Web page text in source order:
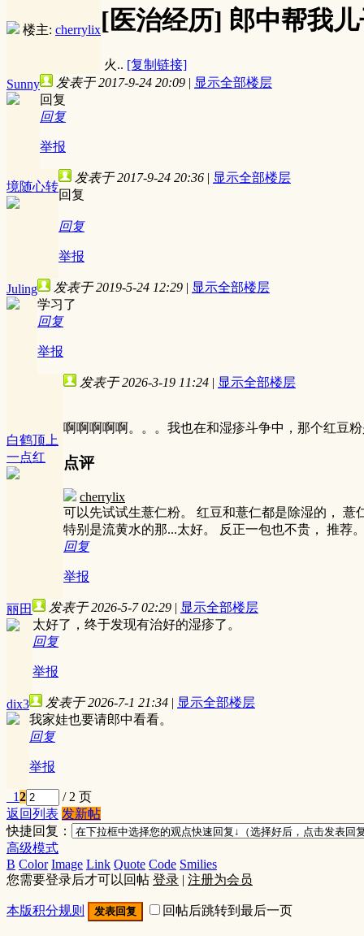
楼主: cherrylix[医治经历] 郎中帮我
火.. [复制链接]
Sunny
发表于 2017-9-24 20:09 | 显示全部楼层
回复
回复
举报
境随心转
发表于 2017-9-24 20:36 | 显示全部楼层
回复
回复
举报
Juling 发表于 2019-5-24 12:29 | 显示全部楼层
学习了
回复
举报
白鹤顶上
一点红
发表于 2026-3-19 11:24 | 显示全部楼层
啊啊啊啊啊。。。我也在和湿疹斗争中，那个红豆
点评
cherrylix
可以先试试生薏仁粉。 红豆和薏仁都是除湿的，
特别是流黄水的那...太好。 反正一包也不贵， 推
回复
举报
丽田 发表于 2026-5-7 02:29 | 显示全部楼层
太好了，终于发现有治好的湿疹了。
回复
举报
dix3 发表于 2026-7-1 21:34 | 显示全部楼层
我家娃也要请郎中看看。
回复
举报
12
/ 2 页
返回列表 发新帖
快捷回复：
高级模式
B Color Image Link Quote Code Smilies
您需要登录后才可以回帖 登录 | 注册为会员
本版积分规则 发表回复 回帖后跳转到最后一页